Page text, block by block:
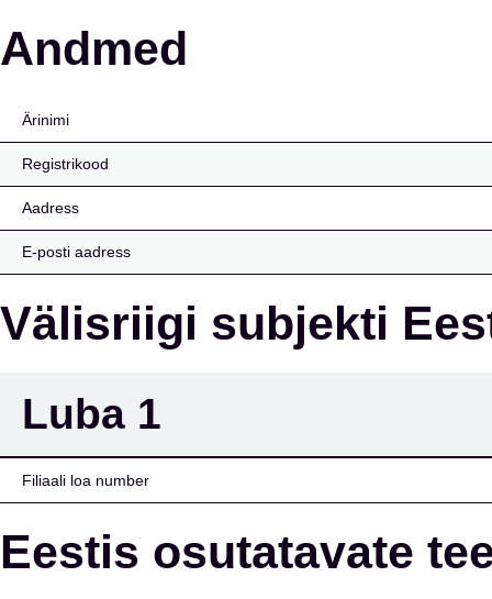
Finora Bank UAB Eesti
Andmed
Ärinimi
Registrikood
Aadress
E-posti aadress
Välisriigi subjekti
Luba 1
Filiaali loa number
Eestis osutatavate